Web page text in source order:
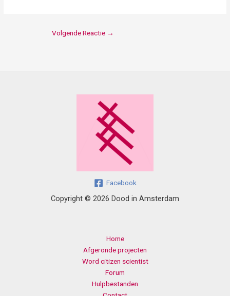
Volgende Reactie →
Facebook
Copyright © 2026 Dood in Amsterdam
Home
Afgeronde projecten
Word citizen scientist
Forum
Hulpbestanden